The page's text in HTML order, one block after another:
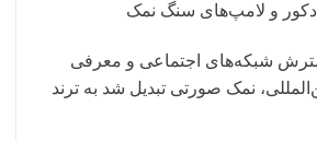
دکور و لامپ‌های سنگ نمک
۲۰۱۰ با گسترش شبکه‌های اجتماعی و معرفی
نمک صورتی تبدیل شد به ترند